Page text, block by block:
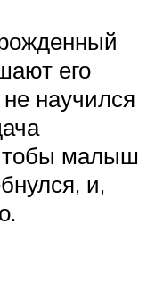
его
научился
малыш
и,